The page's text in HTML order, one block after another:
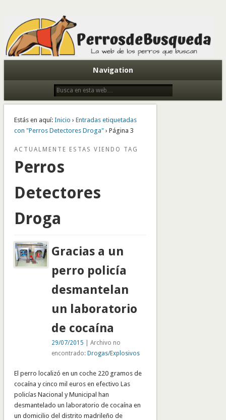
Todo sobre perros de búsqueda y detectores
Navigation
Estás en aquí: Inicio › Entradas etiquetadas
con "Perros Detectores Droga"› Página 3
ACTUALMENTE ESTAS VIENDO TAG
Perros
Detectores
Droga
Gracias a un
perro policía
desmantelan
un laboratorio
de cocaína
29/07/2015 | Archivo no
encontrado: Drogas/Explosivos
El perro localizó en un coche 220 gramos de
cocaína y cinco mil euros en efectivo Las
policías Nacional y Municipal han
desmantelado un laboratorio de cocaína en
un domicilio del distrito madrileño de